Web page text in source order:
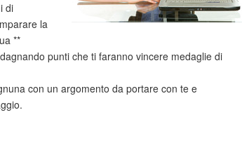
di
la
**
punti che ti faranno vincere medaglie di
con un argomento da portare con te e